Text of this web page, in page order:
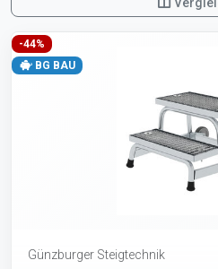
-44%
BG BAU
Günzburger Steigtechnik